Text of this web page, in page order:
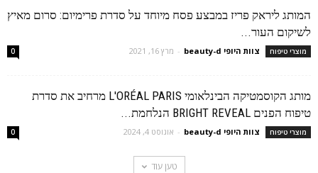
המותג ליראק פריז במבצע פסח מיוחד על סדרת פרימיום: סרום מאיץ
לשיקום העור...
מוצרי טיפוח צוות היופי beauty-d - מרץ 16, 2021 0
מותג הקוסמטיקה הבינלאומי L'ORÉAL PARIS מרחיב את סדרת
טיפוח הפנים BRIGHT REVEAL הנלחמת...
מוצרי טיפוח צוות היופי beauty-d - אוגוסט 4, 2024 0
טען עוד